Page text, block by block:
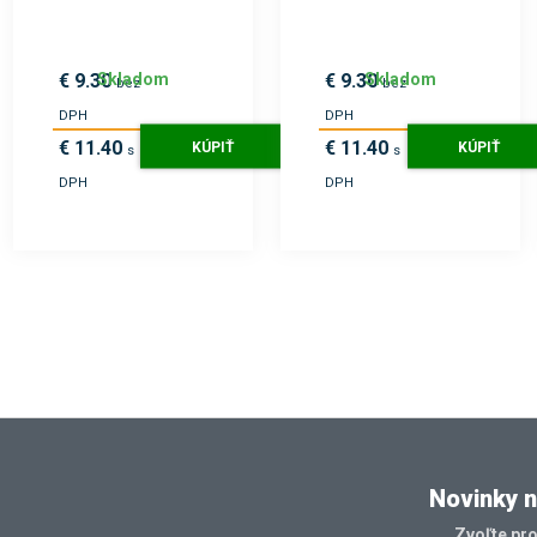
€ 9.30bez
DPH
€ 11.40 s
DPH
Skladom
KÚPIŤ
€ 9.30bez
DPH
€ 11.40 s
DPH
Skladom
KÚPIŤ
Novinky